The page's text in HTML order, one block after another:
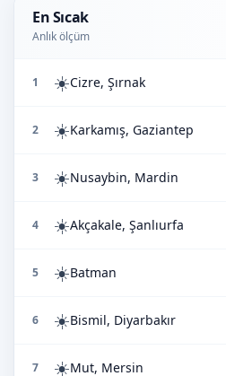
En Sıcak
Anlık ölçüm
1 ☀️Cizre, Şırnak
2 ☀️Karkamış, Gaziantep
3 ☀️Nusaybin, Mardin
4 ☀️Akçakale, Şanlıurfa
5 ☀️Batman
6 ☀️Bismil, Diyarbakır
7 ☀️Mut, Mersin